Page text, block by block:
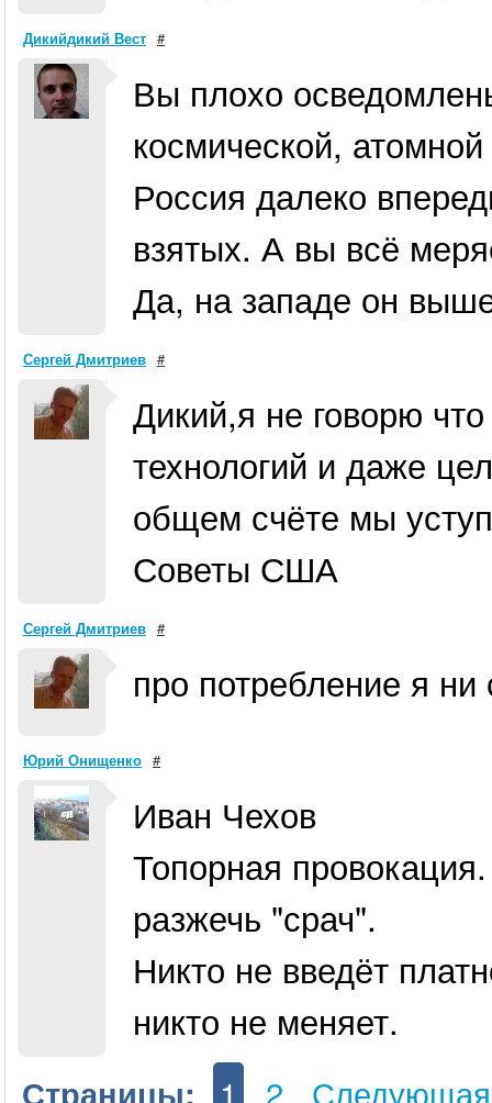
Дикийдикий Вест #
Вы плохо
космической,
Россия далеко
взятых. А вы всё
Да, на западе он
Сергей Дмитриев #
Дикий,я не говорю
технологий и даже
общем счёте мы
Советы США
Сергей Дмитриев #
про потребление я ни
Юрий Онищенко #
Иван Чехов
Топорная
разжечь "срач".
Никто не введёт
никто не меняет.
Страницы: 1 2 Следующая